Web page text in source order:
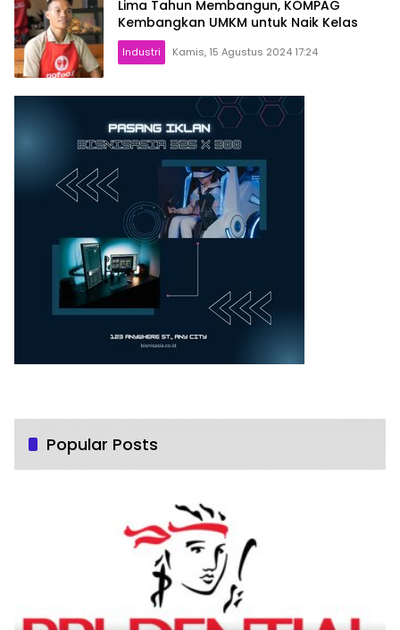
Lima Tahun Membangun, KOMPAG
Kembangkan UMKM untuk Naik Kelas
Industri Kamis, 15 Agustus 2024 17:24
Popular Posts